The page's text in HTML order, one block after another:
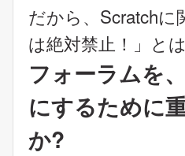
だから、Scratch
は絶対禁止！」と
フォーラムを
にするために
か?